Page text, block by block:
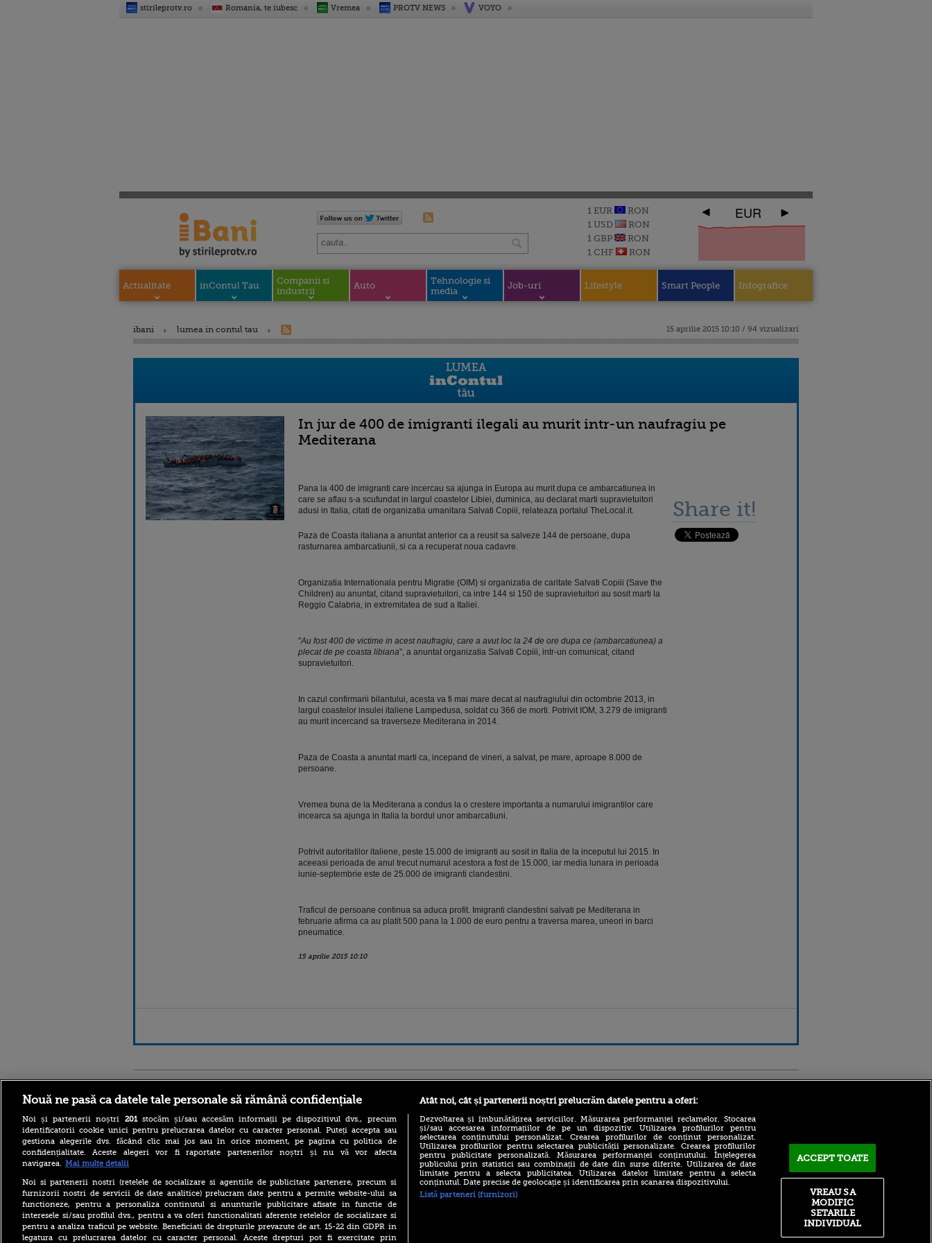
stirileprotv.ro Romania, te iubesc Vremea PROTV NEWS VOYO
1 EUR
RON
1 USD
RON
1 GBP
RON
1 CHF
RON
EUR
Actualitate inContul Tau
Companii si
industrii
Auto
Tehnologie si
media
Job-uri Lifestyle Smart People Infografice
ibani lumea in contul tau 15 aprilie 2015 10:10 / 94 vizualizari
In jur de 400 de imigranti ilegali au murit intr-un naufragiu pe
Mediterana
Pana la 400 de imigranti care incercau sa ajunga in Europa au murit dupa ce ambarcatiunea in
care se aflau s-a scufundat in largul coastelor Libiei, duminica, au declarat marti supravietuitori
adusi in Italia, citati de organizatia umanitara Salvati Copiii, relateaza portalul TheLocal.it.
Paza de Coasta italiana a anuntat anterior ca a reusit sa salveze 144 de persoane, dupa
rasturnarea ambarcatiunii, si ca a recuperat noua cadavre.
Organizatia Internationala pentru Migratie (OIM) si organizatia de caritate Salvati Copiii (Save the
Children) au anuntat, citand supravietuitori, ca intre 144 si 150 de supravietuitori au sosit marti la
Reggio Calabria, in extremitatea de sud a Italiei.
"Au fost 400 de victime in acest naufragiu, care a avut loc la 24 de ore dupa ce (ambarcatiunea) a
plecat de pe coasta libiana", a anuntat organizatia Salvati Copiii, intr-un comunicat, citand
supravietuitori.
In cazul confirmarii bilantului, acesta va fi mai mare decat al naufragiului din octombrie 2013, in
largul coastelor insulei italiene Lampedusa, soldat cu 366 de morti. Potrivit IOM, 3.279 de imigranti
au murit incercand sa traverseze Mediterana in 2014.
Paza de Coasta a anuntat marti ca, incepand de vineri, a salvat, pe mare, aproape 8.000 de
persoane.
Vremea buna de la Mediterana a condus la o crestere importanta a numarului imigrantilor care
incearca sa ajunga in Italia la bordul unor ambarcatiuni.
Potrivit autoritatilor italiene, peste 15.000 de imigranti au sosit in Italia de la inceputul lui 2015. In
aceeasi perioada de anul trecut numarul acestora a fost de 15.000, iar media lunara in perioada
iunie-septembrie este de 25.000 de imigranti clandestini.
Traficul de persoane continua sa aduca profit. Imigranti clandestini salvati pe Mediterana in
februarie afirma ca au platit 500 pana la 1.000 de euro pentru a traversa marea, uneori in barci
pneumatice.
15 aprilie 2015 10:10
Share it!
româncă a fost arestată în
Germania pentru spionaj în
favoarea Rusiei
Alerta West Nile: două
persoane au murit, iar
numărul cazurilor a ajuns la
(P) Descoperă Lumea
Evenimentelor din România
Atmosferă din altă lume la
Nouă ne pasă ca datele tale personale să rămână confidențiale
Noi și partenerii noștri 201stocăm și/sau accesăm informații pe dispozitivul dvs., precum
identificatorii cookie unici pentru prelucrarea datelor cu caracter personal. Puteți accepta sau
gestiona alegerile dvs. făcând clic mai jos sau în orice moment, pe pagina cu politica de
confidențialitate. Aceste alegeri vor fi raportate partenerilor noștri și nu vă vor afecta
navigarea. Mai multe detalii
Noi si partenerii nostri (retelele de socializare si agentiile de publicitate partenere, precum si
furnizorii nostri de servicii de date analitice) prelucram date pentru a permite website-ului sa
functioneze, pentru a personaliza continutul si anunturile publicitare afisate in functie de
interesele si/sau profilul dvs., pentru a va oferi functionalitati aferente retelelor de socializare si
pentru a analiza traficul pe website. Beneficiati de drepturile prevazute de art. 15-22 din GDPR in
legatura cu prelucrarea datelor cu caracter personal. Aceste drepturi pot fi exercitate prin
Atât noi, cât și partenerii noștri prelucrăm datele pentru a oferi:
Dezvoltarea și îmbunătățirea serviciilor. Măsurarea performanței reclamelor. Stocarea
și/sau accesarea informațiilor de pe un dispozitiv. Utilizarea profilurilor pentru
selectarea conținutului personalizat. Crearea profilurilor de conținut personalizat.
Utilizarea profilurilor pentru selectarea publicității personalizate. Crearea profilurilor
pentru publicitate personalizată. Măsurarea performanței conținutului. Înțelegerea
publicului prin statistici sau combinații de date din surse diferite. Utilizarea de date
limitate pentru a selecta publicitatea. Utilizarea datelor limitate pentru a selecta
conținutul. Date precise de geolocație și identificarea prin scanarea dispozitivului.
Listă parteneri (furnizori)
ACCEPT TOATE
VREAU SA
MODIFIC
SETARILE
INDIVIDUAL